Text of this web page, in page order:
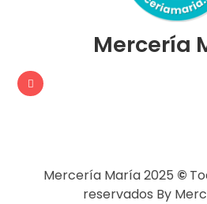
Mercería
Mercería María 2025 ©
reservados By